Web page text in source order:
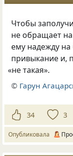
Чтобы
не обращает
ему надежду
привыкание и,
«не такая».
© Гарун
34 3
Опубликовала